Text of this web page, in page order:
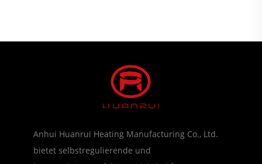
Anhui Huanrui Heating Manufacturing Co., Ltd.
bietet selbstregulierende und